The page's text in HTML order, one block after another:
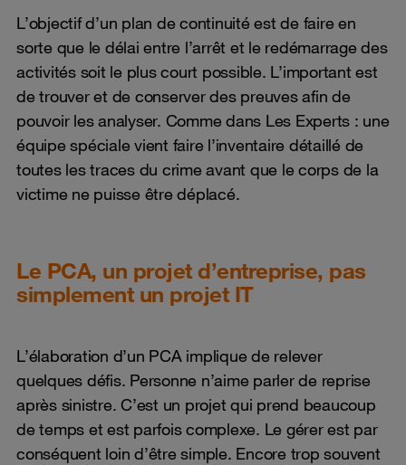
L’objectif d’un plan de continuité est de faire en
sorte que le délai entre l’arrêt et le redémarrage des
activités soit le plus court possible. L’important est
de trouver et de conserver des preuves afin de
pouvoir les analyser. Comme dans Les Experts : une
équipe spéciale vient faire l’inventaire détaillé de
toutes les traces du crime avant que le corps de la
victime ne puisse être déplacé.
Le PCA, un projet d’entreprise, pas
simplement un projet IT
L’élaboration d’un PCA implique de relever
quelques défis. Personne n’aime parler de reprise
après sinistre. C’est un projet qui prend beaucoup
de temps et est parfois complexe. Le gérer est par
conséquent loin d’être simple. Encore trop souvent